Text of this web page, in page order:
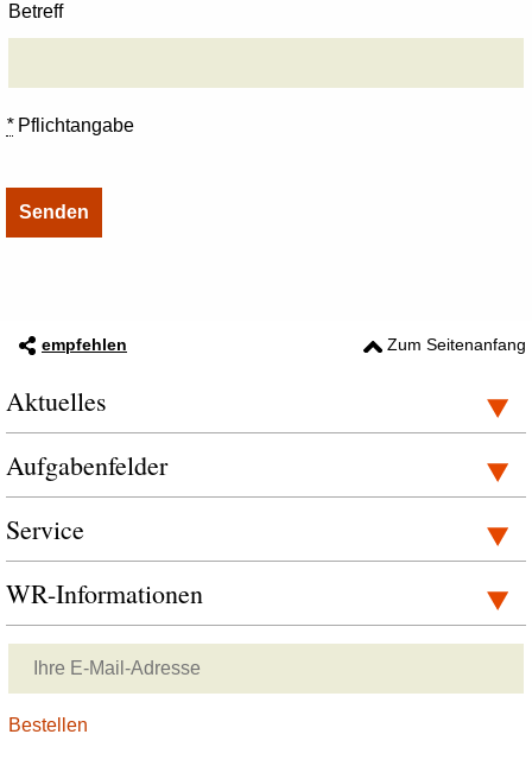
Betreff
*Pflichtangabe
empfehlen Zum Seitenanfang
Aktuelles
Aufgabenfelder
Service
WR-Informationen